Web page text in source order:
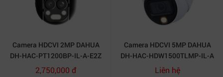
Camera HDCVI 2MP DAHUA
DH-HAC-PT1200BP-IL-A-E2Z
2,750,000 đ
Camera HDCVI 5MP DAHUA
DH-HAC-HDW1500TLMP-IL-A
Liên hệ